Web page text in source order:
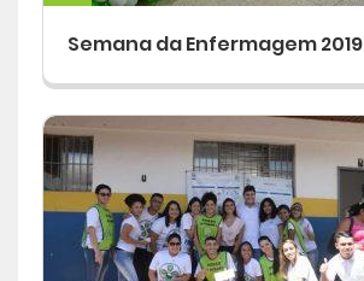
Semana da Enfermagem 2019